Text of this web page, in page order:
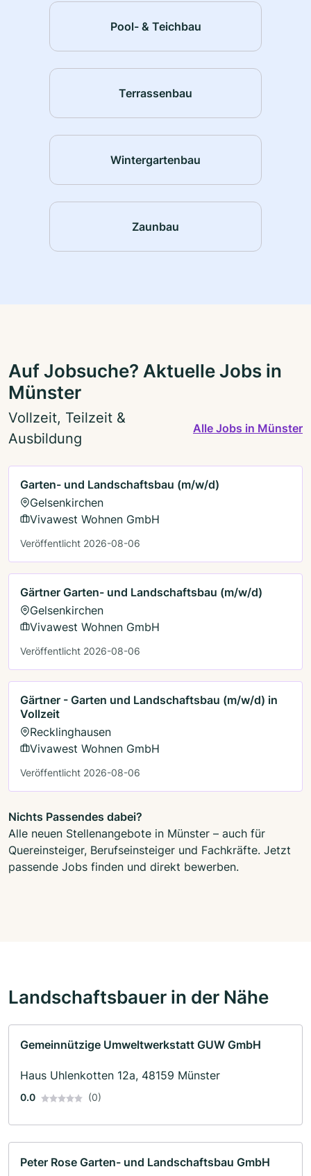
Pool- & Teichbau
Terrassenbau
Wintergartenbau
Zaunbau
Auf Jobsuche? Aktuelle Jobs in
Münster
Vollzeit, Teilzeit &
Ausbildung
Alle Jobs in Münster
Garten- und Landschaftsbau (m/w/d)
Gelsenkirchen
Vivawest Wohnen GmbH
Veröffentlicht 2026-08-06
Gärtner Garten- und Landschaftsbau (m/w/d)
Gelsenkirchen
Vivawest Wohnen GmbH
Veröffentlicht 2026-08-06
Gärtner - Garten und Landschaftsbau (m/w/d) in
Vollzeit
Recklinghausen
Vivawest Wohnen GmbH
Veröffentlicht 2026-08-06
Nichts Passendes dabei?
Alle neuen Stellenangebote in Münster – auch für
Quereinsteiger, Berufseinsteiger und Fachkräfte. Jetzt
passende Jobs finden und direkt bewerben.
Landschaftsbauer in der Nähe
Gemeinnützige Umweltwerkstatt GUW GmbH
Haus Uhlenkotten 12a, 48159 Münster
0.0 (0)
Peter Rose Garten- und Landschaftsbau GmbH